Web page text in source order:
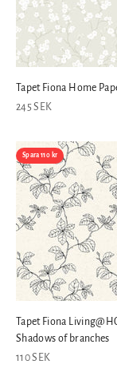
Tapet Fiona Home
REA-pris
245 SEK
Spara 110 kr
Tapet Fiona
Shadows of branches
REA-pris
110 SEK